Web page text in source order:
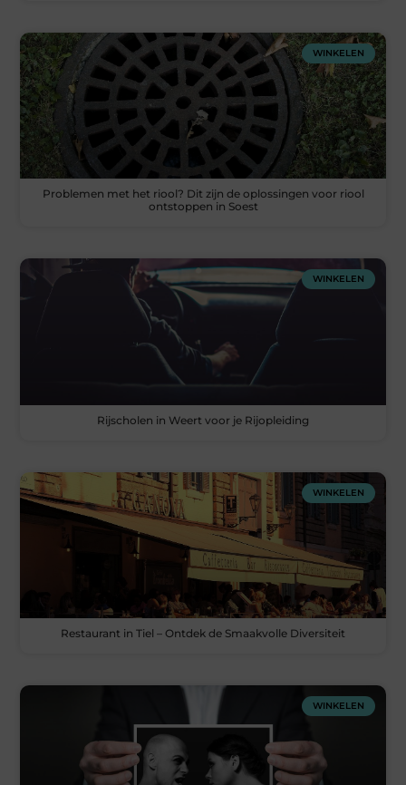
WINKELEN
Problemen met het riool? Dit zijn de oplossingen voor riool
ontstoppen in Soest
WINKELEN
Rijscholen in Weert voor je Rijopleiding
WINKELEN
Restaurant in Tiel – Ontdek de Smaakvolle Diversiteit
WINKELEN